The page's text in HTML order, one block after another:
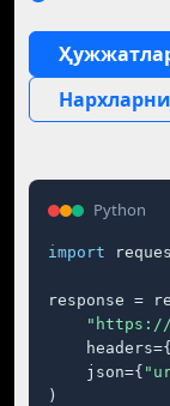
Python
import
response =
"https://
    headers={
    json={
)